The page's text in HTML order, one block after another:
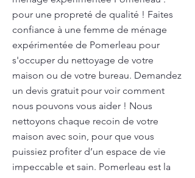
pour une propreté de qualité ! Faites
confiance à une femme de ménage
expérimentée de Pomerleau pour
s'occuper du nettoyage de votre
maison ou de votre bureau. Demandez
un devis gratuit pour voir comment
nous pouvons vous aider ! Nous
nettoyons chaque recoin de votre
maison avec soin, pour que vous
puissiez profiter d’un espace de vie
impeccable et sain. Pomerleau est la